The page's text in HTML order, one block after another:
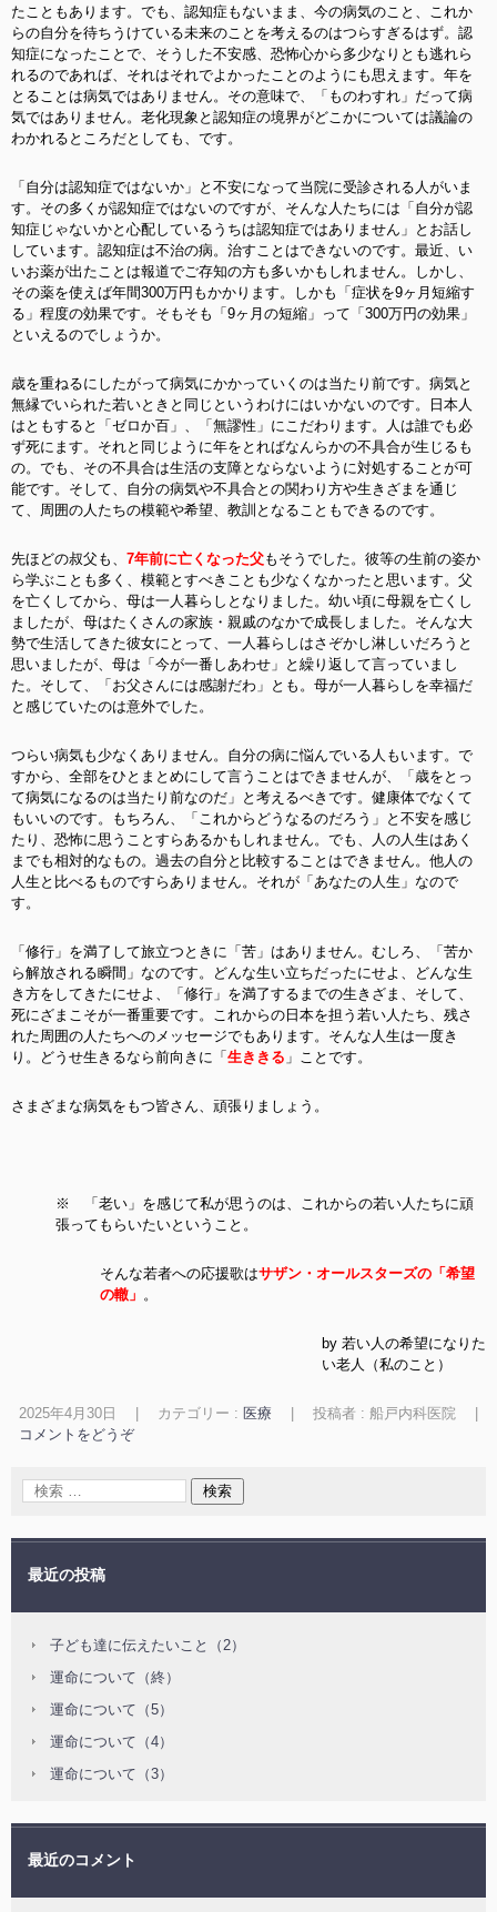
たこともあります。でも、認知症もないまま、今の病気のこと、これか
らの自分を待ちうけている未来のことを考えるのはつらすぎるはず。認
知症になったことで、そうした不安感、恐怖心から多少なりとも逃れら
れるのであれば、それはそれでよかったことのようにも思えます。年を
とることは病気ではありません。その意味で、「ものわすれ」だって病
気ではありません。老化現象と認知症の境界がどこかについては議論の
わかれるところだとしても、です。
「自分は認知症ではないか」と不安になって当院に受診される人がいま
す。その多くが認知症ではないのですが、そんな人たちには「自分が認
知症じゃないかと心配しているうちは認知症ではありません」とお話し
しています。認知症は不治の病。治すことはできないのです。最近、い
いお薬が出たことは報道でご存知の方も多いかもしれません。しかし、
その薬を使えば年間300万円もかかります。しかも「症状を9ヶ月短縮す
る」程度の効果です。そもそも「9ヶ月の短縮」って「300万円の効果」
といえるのでしょうか。
歳を重ねるにしたがって病気にかかっていくのは当たり前です。病気と
無縁でいられた若いときと同じというわけにはいかないのです。日本人
はともすると「ゼロか百」、「無謬性」にこだわります。人は誰でも必
ず死にます。それと同じように年をとればなんらかの不具合が生じるも
の。でも、その不具合は生活の支障とならないように対処することが可
能です。そして、自分の病気や不具合との関わり方や生きざまを通じ
て、周囲の人たちの模範や希望、教訓となることもできるのです。
先ほどの叔父も、 7年前に亡くなった父もそうでした。彼等の生前の姿か
ら学ぶことも多く、模範とすべきことも少なくなかったと思います。父
を亡くしてから、母は一人暮らしとなりました。幼い頃に母親を亡くし
ましたが、母はたくさんの家族・親戚のなかで成長しました。そんな大
勢で生活してきた彼女にとって、一人暮らしはさぞかし淋しいだろうと
思いましたが、母は「今が一番しあわせ」と繰り返して言っていまし
た。そして、「お父さんには感謝だわ」とも。母が一人暮らしを幸福だ
と感じていたのは意外でした。
つらい病気も少なくありません。自分の病に悩んでいる人もいます。で
すから、全部をひとまとめにして言うことはできませんが、「歳をとっ
て病気になるのは当たり前なのだ」と考えるべきです。健康体でなくて
もいいのです。もちろん、「これからどうなるのだろう」と不安を感じ
たり、恐怖に思うことすらあるかもしれません。でも、人の人生はあく
までも相対的なもの。過去の自分と比較することはできません。他人の
人生と比べるものですらありません。それが「あなたの人生」なので
す。
「修行」を満了して旅立つときに「苦」はありません。むしろ、「苦か
ら解放される瞬間」なのです。どんな生い立ちだったにせよ、どんな生
き方をしてきたにせよ、「修行」を満了するまでの生きざま、そして、
死にざまこそが一番重要です。これからの日本を担う若い人たち、残さ
れた周囲の人たちへのメッセージでもあります。 そんな人生は一度き
り。どうせ生きるなら前向きに「 生ききる 」ことです。
さまざまな病気をもつ皆さん、頑張りましょう。
※ 「老い」を感じて私が思うのは、これからの若い人たちに頑
張ってもらいたいということ。
そんな若者への応援歌はサザン・オールスターズの「希望
の轍」 。
by 若い人の希望になりた
い老人（私のこと）
2025年4月30日 カテゴリー : 医療 投稿者 : 船戸内科医院
コメントをどうぞ
最近の投稿
子ども達に伝えたいこと（2）
運命について（終）
運命について（5）
運命について（4）
運命について（3）
最近のコメント